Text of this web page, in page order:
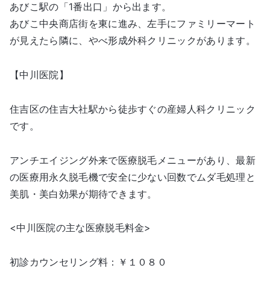
あびこ駅の「1番出口」から出ます。
あびこ中央商店街を東に進み、左手にファミリーマート
が見えたら隣に、やべ形成外科クリニックがあります。
【中川医院】
住吉区の住吉大社駅から徒歩すぐの産婦人科クリニック
です。
アンチエイジング外来で医療脱毛メニューがあり、最新
の医療用永久脱毛機で安全に少ない回数でムダ毛処理と
美肌・美白効果が期待できます。
<中川医院の主な医療脱毛料金>
初診カウンセリング料：￥１０８０